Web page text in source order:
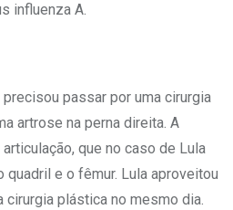
influenza A.
passar por uma cirurgia
artrose na perna direita. A
que no caso de Lula
quadril e o fêmur. Lula aproveitou
plástica no mesmo dia.